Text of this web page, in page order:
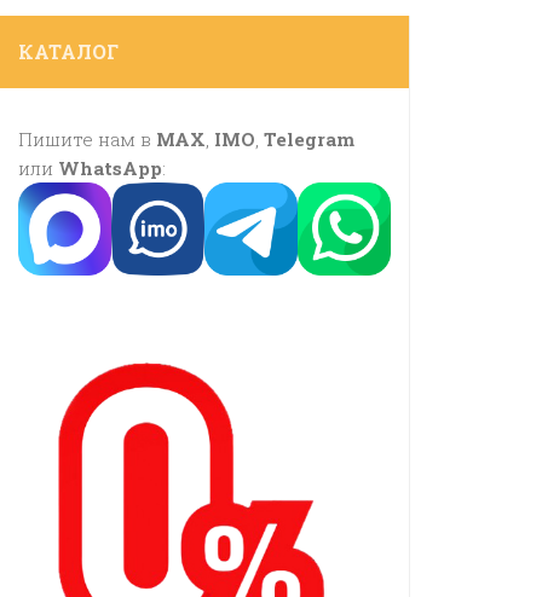
КАТАЛОГ
Пишите нам в MAX, IMO, Telegram
или WhatsApp: